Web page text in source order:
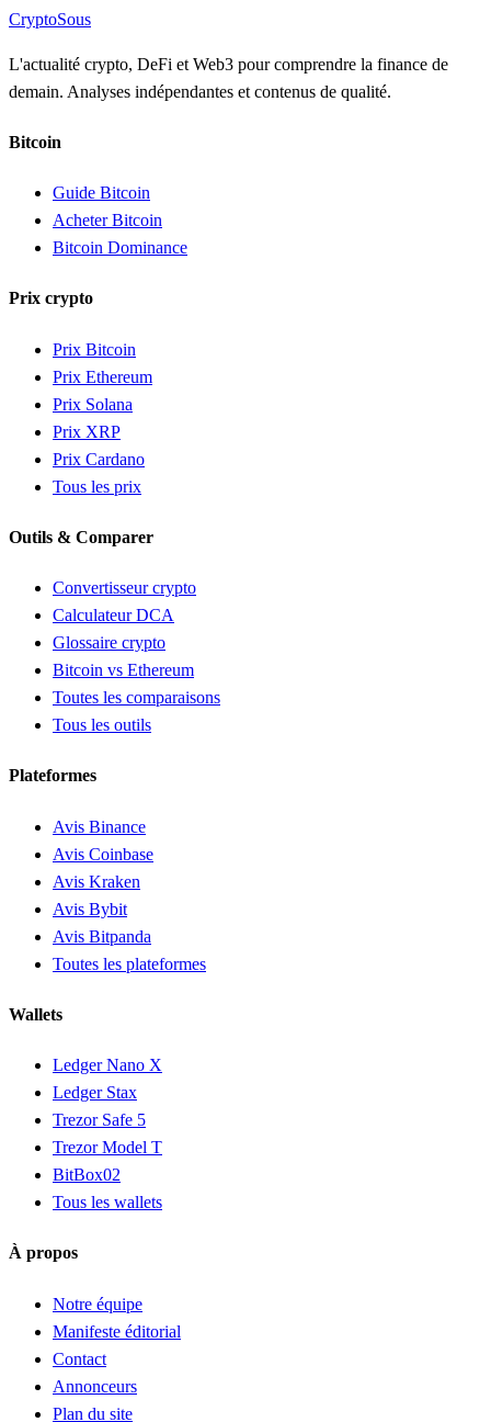
CryptoSous
L'actualité crypto, DeFi et Web3 pour comprendre la finance de
demain. Analyses indépendantes et contenus de qualité.
Bitcoin
Guide Bitcoin
Acheter Bitcoin
Bitcoin Dominance
Prix crypto
Prix Bitcoin
Prix Ethereum
Prix Solana
Prix XRP
Prix Cardano
Tous les prix
Outils & Comparer
Convertisseur crypto
Calculateur DCA
Glossaire crypto
Bitcoin vs Ethereum
Toutes les comparaisons
Tous les outils
Plateformes
Avis Binance
Avis Coinbase
Avis Kraken
Avis Bybit
Avis Bitpanda
Toutes les plateformes
Wallets
Ledger Nano X
Ledger Stax
Trezor Safe 5
Trezor Model T
BitBox02
Tous les wallets
À propos
Notre équipe
Manifeste éditorial
Contact
Annonceurs
Plan du site